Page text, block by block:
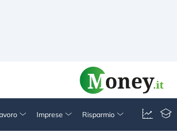
Imprese Risparmio